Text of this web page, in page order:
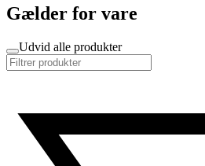
Gælder for vare
Udvid alle produkter